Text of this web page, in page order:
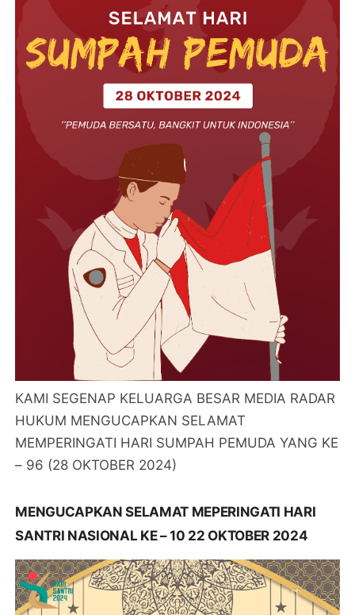
KAMI SEGENAP KELUARGA BESAR MEDIA RADAR
HUKUM MENGUCAPKAN SELAMAT
MEMPERINGATI HARI SUMPAH PEMUDA YANG KE
– 96 (28 OKTOBER 2024)
MENGUCAPKAN SELAMAT MEPERINGATI HARI
SANTRI NASIONAL KE – 10 22 OKTOBER 2024